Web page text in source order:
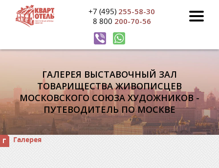
+7 (495) 255-58-30
8 800 200-70-56
ГАЛЕРЕЯ ВЫСТАВОЧНЫЙ ЗАЛ
ТОВАРИЩЕСТВА ЖИВОПИСЦЕВ
МОСКОВСКОГО СОЮЗА ХУДОЖНИКОВ -
ПУТЕВОДИТЕЛЬ ПО МОСКВЕ
Галерея